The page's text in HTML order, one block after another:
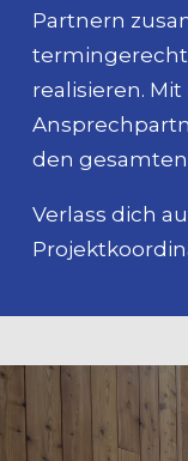
Partnern
termingerecht
realisieren.
den
Verlass dich